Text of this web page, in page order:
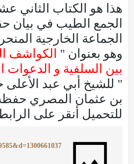
هذا هو الكتاب الثاني
الجمع الطيب في بيان
الجماعة الخارجية
وهو بعنوان " الكواشف
بين السلفية و الدعوات
" للشيخ أبي عبد الأعلى
بن عثمان المصري حفظه
للتحميل أنقر على